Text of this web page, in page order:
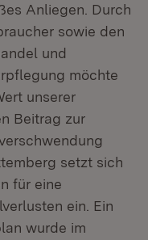
Anliegen. Durch
sowie den
und
möchte
unserer
Beitrag zur
setzt sich
für eine
ein. Ein
wurde im